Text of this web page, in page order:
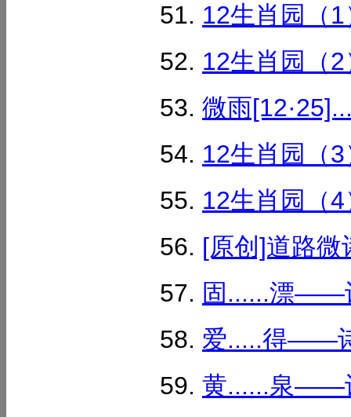
12生肖园（
12生肖园（
微雨
12生肖园（
12生肖园（
[原创]道路
固......漂——
爱.....得——
黄......泉——